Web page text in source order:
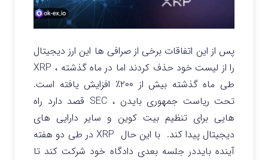
پس از این اتفاقات برخی از صرافی ها این ارز دیجیتال
را از لیست خود حذف کردند اما در ماه گذشته ، XRP
طی ماه گذشته بیش از ۲۰۰٪ افزایش یافته است.
تحت ریاست جمهوری بایدن ، SEC قصد دارد راه
هایی برای تنظیم بیت کوین و سایر دارایی های
دیجیتال پیدا کند. با این حال XRP در طی دو هفته
آینده بایددر جلسه بعدی دادگاه خود شرکت کند تا